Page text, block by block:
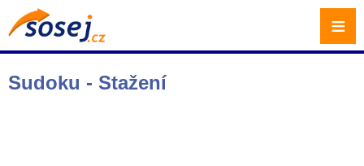
Sudoku - Stažení
≡